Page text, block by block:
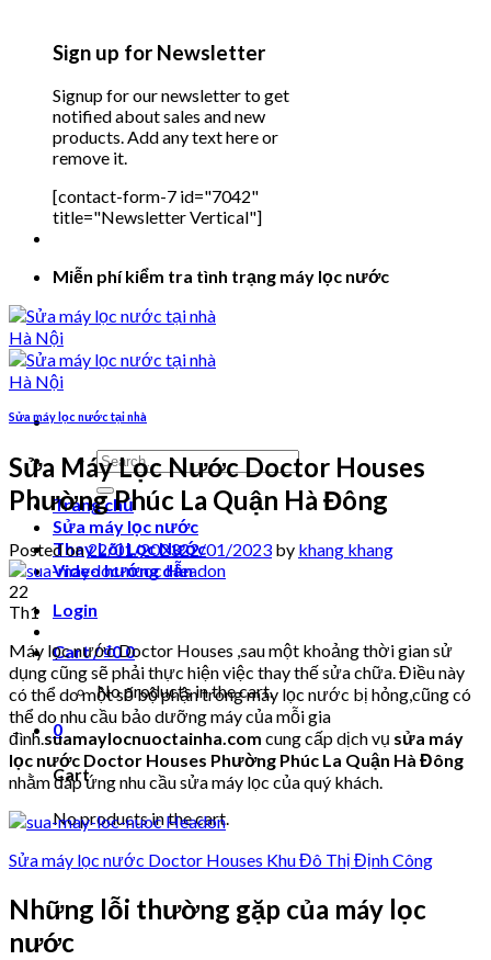
Sign up for Newsletter
Signup for our newsletter to get
notified about sales and new
products. Add any text here or
remove it.
[contact-form-7 id="7042"
title="Newsletter Vertical"]
Miễn phí kiểm tra tình trạng máy lọc nước
Search
for:
Trang chủ
Sửa máy lọc nước
Thay Lõi Lọc Nước
Video hướng dẫn
Login
Cart /₫00
No products in the cart.
0
Cart
No products in the cart.
Sửa máy lọc nước tại nhà
Sửa Máy Lọc Nước Doctor Houses
Phường Phúc La Quận Hà Đông
Posted on22/01/202322/01/2023 by khang khang
22
Th1
Máy lọc nước Doctor Houses ,sau một khoảng thời gian sử
dụng cũng sẽ phải thực hiện việc thay thế sửa chữa. Điều này
có thể do một số bộ phận trong máy lọc nước bị hỏng,cũng có
thể do nhu cầu bảo dưỡng máy của mỗi gia
đình.suamaylocnuoctainha.com cung cấp dịch vụ sửa máy
lọc nước Doctor Houses Phường Phúc La Quận Hà Đông
nhằm đáp ứng nhu cầu sửa máy lọc của quý khách.
Sửa máy lọc nước Doctor Houses Khu Đô Thị Định Công
Những lỗi thường gặp của máy lọc
nước